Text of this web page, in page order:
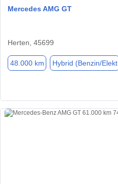
Mercedes AMG GT
Herten, 45699
48.000 km Hybrid (Benzin/Elekt